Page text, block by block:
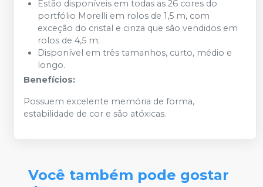
Estão disponíveis em todas as 26 cores do
portfólio Morelli em rolos de 1,5 m, com
exceção do cristal e cinza que são vendidos em
rolos de 4,5 m;
Disponível em três tamanhos, curto, médio e
longo.
Benefícios:
Possuem excelente memória de forma,
estabilidade de cor e são atóxicas.
Você também pode gostar